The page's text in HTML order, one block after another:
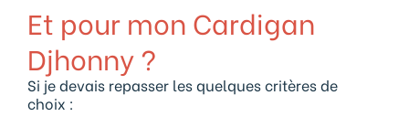
Et pour mon Cardigan
Djhonny ?
Si je devais repasser les quelques critères de
choix :